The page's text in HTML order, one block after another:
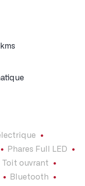
Phares Full LED
Toit ouvrant
Bluetooth